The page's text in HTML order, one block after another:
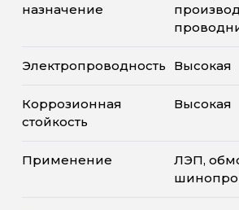
назначение
Электропроводность Высокая
Коррозионная
стойкость
Высокая
Применение
ЛЭП,